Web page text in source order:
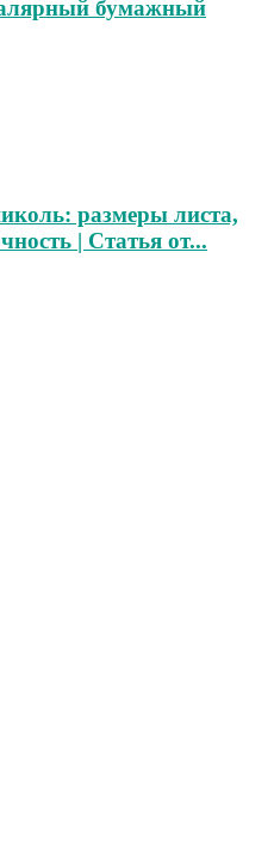
бумажный
размеры листа,
| Статья от...